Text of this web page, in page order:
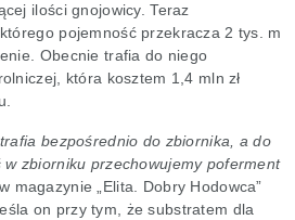
ilości gnojowicy. Teraz
pojemność przekracza 2 tys. m
Obecnie trafia do niego
która kosztem 1,4 mln zł
bezpośrednio do zbiornika, a do
zbiorniku przechowujemy poferment
magazynie „Elita. Dobry Hodowca”
on przy tym, że substratem dla